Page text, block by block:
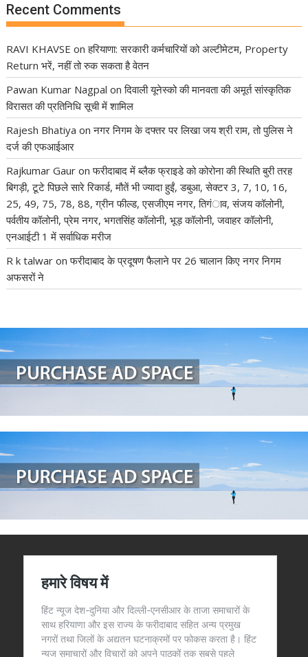
Recent Comments
RAVI KHAVSE onहरियाणा: सरकारी कर्मचारियों को अल्टीमेटम, Property
Return भरें, नहीं तो रुक सकता है वेतन
Pawan Kumar Nagpal onदिवाली यूनेस्को की मानवता की अमूर्त सांस्कृतिक
विरासत की प्रतिनिधि सूची में शामिल
Rajesh Bhatiya onनगर निगम के दफ्तर पर लिखा जय श्री राम, तो पुलिस ने
दर्ज की एफआईआर
Rajkumar Gaur onफरीदाबाद में ब्लैक फ्राइडे को कोरोना की स्थिति बुरी तरह
बिगड़ी, टूटे पिछले सारे रिकार्ड, मौतें भी ज्यादा हुईं, डबुआ, सेक्टर 3, 7, 10, 16,
25, 49, 75, 78, 88, ग्रीन फील्ड, एसजीएम नगर, तिगंाव, संजय कॉलोनी,
पर्वतीय कॉलोनी, प्रेम नगर, भगतसिंह कॉलोनी, भूड़ कॉलोनी, जवाहर कॉलोनी,
एनआईटी 1 में सर्वाधिक मरीज
R k talwar onफरीदाबाद के प्रदूषण फैलाने पर 26 चालान किए नगर निगम
अफसरों ने